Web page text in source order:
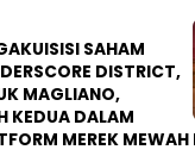
SAHAM
DISTRICT,
MAGLIANO,
KEDUA DALAM
MEREK MEWAH